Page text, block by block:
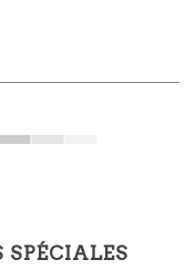
SPÉCIALES